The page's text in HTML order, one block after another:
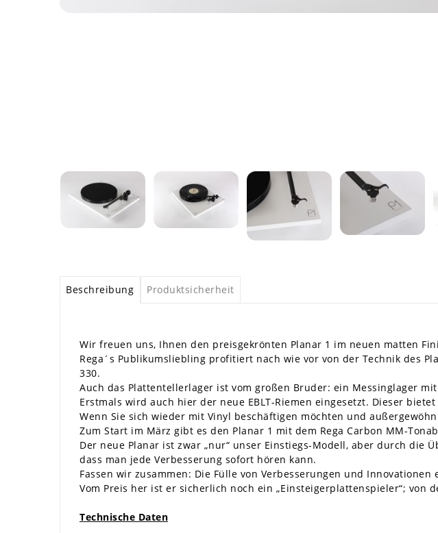
Beschreibung Produktsicherheit
Wir freuen uns, Ihnen den preisgekrönten Planar 1 im neuen matten
Rega´s Publikumsliebling profitiert nach wie vor von der Technik des
330.
Auch das Plattentellerlager ist vom großen Bruder: ein Messinglager
Erstmals wird auch hier der neue EBLT-Riemen eingesetzt. Dieser
Wenn Sie sich wieder mit Vinyl beschäftigen möchten und
Zum Start im März gibt es den Planar 1 mit dem Rega Carbon MM-
Der neue Planar ist zwar „nur“ unser Einstiegs-Modell, aber durch die
dass man jede Verbesserung sofort hören kann.
Fassen wir zusammen: Die Fülle von Verbesserungen und
Vom Preis her ist er sicherlich noch ein „Einsteigerplattenspieler“;
Technische Daten